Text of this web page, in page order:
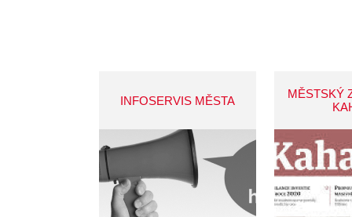
INFOSERVIS MĚSTA
MĚSTSKÝ